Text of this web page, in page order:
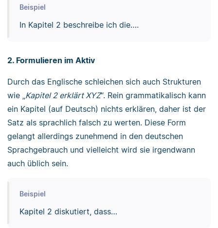
Beispiel
In Kapitel 2 beschreibe ich die….
2. Formulieren im Aktiv
Durch das Englische schleichen sich auch Strukturen
wie „ Kapitel 2 erklärt XYZ“. Rein grammatikalisch kann
ein Kapitel (auf Deutsch) nichts erklären, daher ist der
Satz als sprachlich falsch zu werten. Diese Form
gelangt allerdings zunehmend in den deutschen
Sprachgebrauch und vielleicht wird sie irgendwann
auch üblich sein.
Beispiel
Kapitel 2 diskutiert, dass…